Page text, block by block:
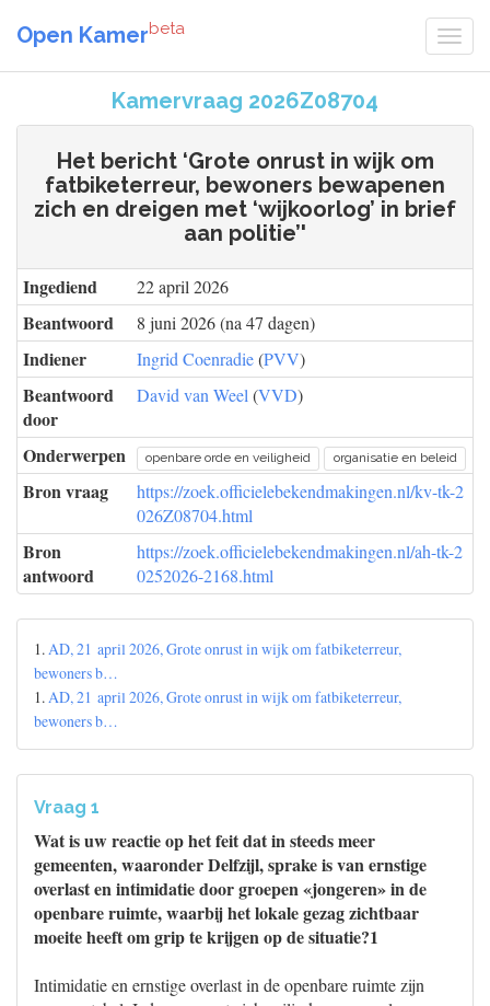
Open Kamerbeta
Kamervraag 2026Z08704
Het bericht ‘Grote onrust in wijk om
fatbiketerreur, bewoners bewapenen
zich en dreigen met ‘wijkoorlog’ in brief
aan politie’'
Ingediend 22 april 2026
Beantwoord 8 juni 2026 (na 47 dagen)
Indiener Ingrid Coenradie(PVV)
Beantwoord
door
David van Weel (VVD)
Onderwerpen openbare orde en veiligheid organisatie en beleid
Bron vraag
https://zoek.officielebekendmakingen.nl/kv-tk-2
026Z08704.html
Bron
antwoord
https://zoek.officielebekendmakingen.nl/ah-tk-2
0252026-2168.html
1.AD, 21 april 2026, Grote onrust in wijk om fatbiketerreur,
bewoners b…
1.AD, 21 april 2026, Grote onrust in wijk om fatbiketerreur,
bewoners b…
Vraag 1
Wat is uw reactie op het feit dat in steeds meer
gemeenten, waaronder Delfzijl, sprake is van ernstige
overlast en intimidatie door groepen «jongeren» in de
openbare ruimte, waarbij het lokale gezag zichtbaar
moeite heeft om grip te krijgen op de situatie?1
Intimidatie en ernstige overlast in de openbare ruimte zijn